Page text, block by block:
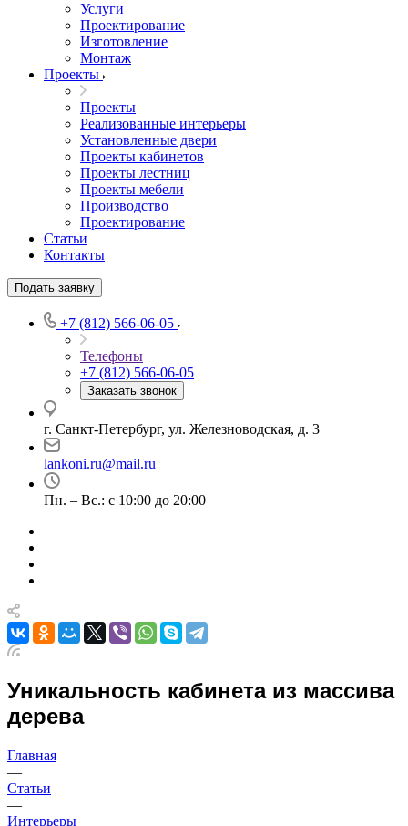
Услуги
Проектирование
Изготовление
Монтаж
Проекты
Проекты
Реализованные интерьеры
Установленные двери
Проекты кабинетов
Проекты лестниц
Проекты мебели
Производство
Проектирование
Статьи
Контакты
Подать заявку
+7 (812) 566-06-05
Телефоны
+7 (812) 566-06-05
Заказать звонок
г. Санкт-Петербург, ул. Железноводская, д. 3
lankoni.ru@mail.ru
Пн. – Вс.: с 10:00 до 20:00
Уникальность кабинета из массива
дерева
Главная
—
Статьи
—
Интерьеры